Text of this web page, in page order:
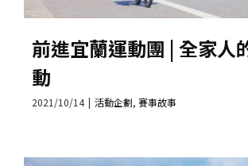
前進宜蘭運動團 | 全家人
動
2021/10/14 | 活動企劃, 賽事故事